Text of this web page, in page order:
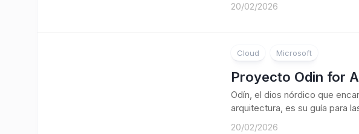
20/02/2026
Cloud Microsoft
Proyecto Odin for
Odín, el dios nórdico que
arquitectura, es su guía para
20/02/2026